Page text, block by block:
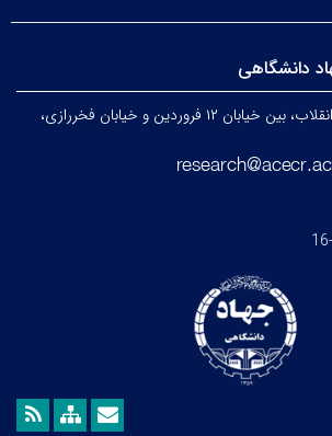
دانشگاهی
تهران، خیابان انقلاب، بین خیابان ۱۲ فروردین و خیابان فخررازی،